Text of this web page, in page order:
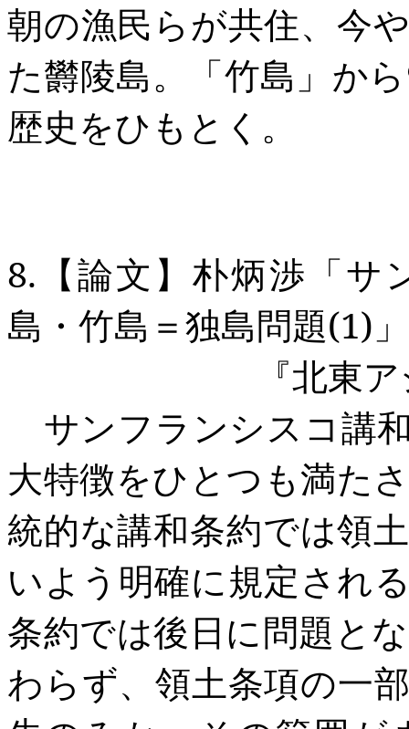
朝の漁民らが共住、今
た欝陵島。「竹島」から
歴史をひもとく。
8. 【論文】朴炳渉「
島・竹島＝独島問題(1) 」
『北東アジア
サンフランシスコ講
大特徴をひとつも満た
統的な講和条約では領
いよう明確に規定され
条約では後日に問題と
わらず、領土条項の一